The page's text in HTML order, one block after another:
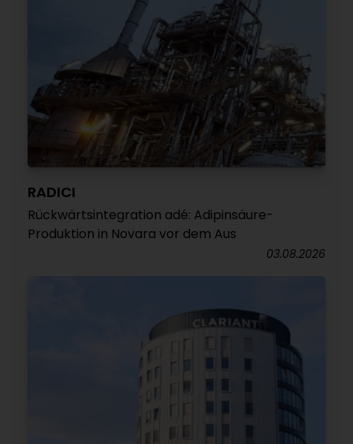
RADICI
Rückwärtsintegration adé: Adipinsäure-
Produktion in Novara vor dem Aus
03.08.2026